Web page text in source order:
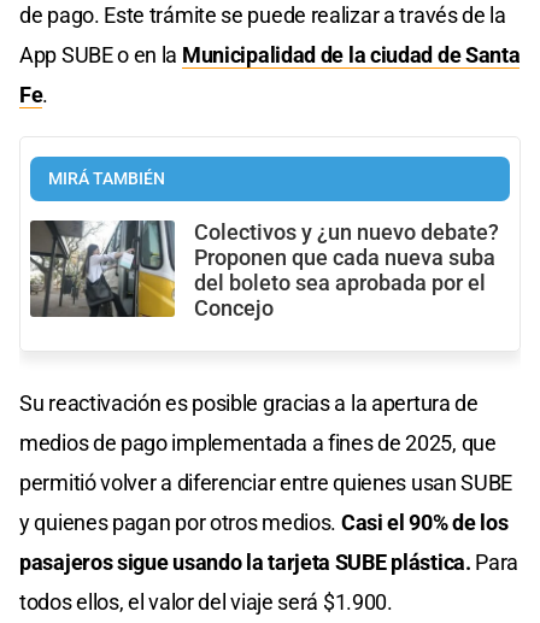
de pago. Este trámite se puede realizar a través de la
App SUBE o en la Municipalidad de la ciudad de Santa
Fe.
MIRÁ TAMBIÉN
Colectivos y ¿un nuevo debate?
Proponen que cada nueva suba
del boleto sea aprobada por el
Concejo
Su reactivación es posible gracias a la apertura de
medios de pago implementada a fines de 2025, que
permitió volver a diferenciar entre quienes usan SUBE
y quienes pagan por otros medios. Casi el 90% de los
pasajeros sigue usando la tarjeta SUBE plástica. Para
todos ellos, el valor del viaje será $1.900.